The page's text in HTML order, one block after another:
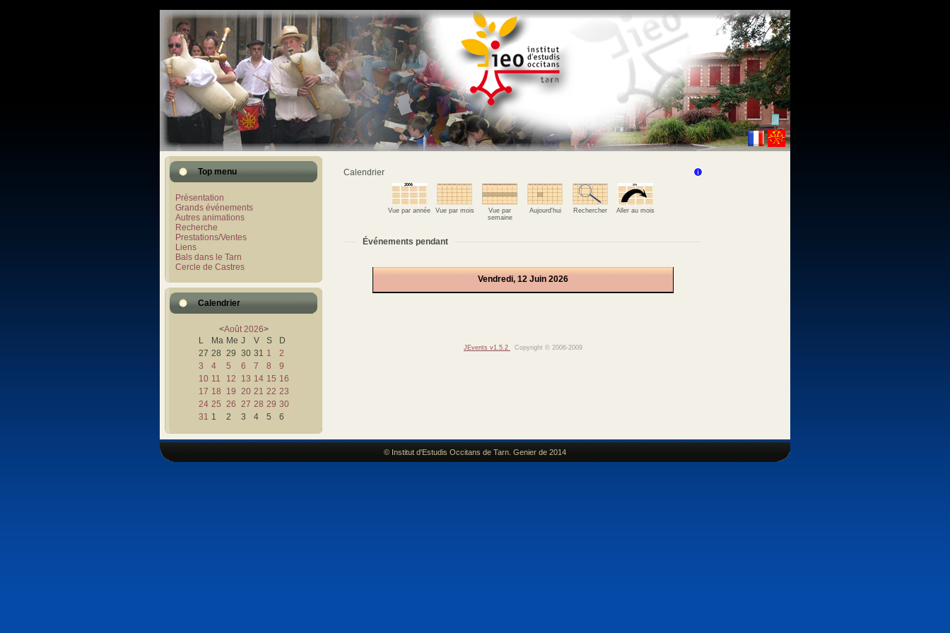
Top menu
Présentation
Grands événements
Autres animations
Recherche
Prestations/Ventes
Liens
Bals dans le Tarn
Cercle de Castres
Calendrier
<Août 2026>
L
Ma Me J V S
D
27 28 29 30 31 1
2
3
4 5 6 7 8
9
10 11 12 13 14 15 16
17 18 19 20 21 22 23
24 25 26 27 28 29 30
31 1 2 3 4 5 6
Calendrier
Vue par année Vue par mois
Vue par
semaine
Aujourd'hui Rechercher Aller au mois
Événements pendant
Vendredi, 12 Juin 2026
JEvents v1.5.2 Copyright © 2006-2009
© Institut d'Estudis Occitans de Tarn. Genier de 2014